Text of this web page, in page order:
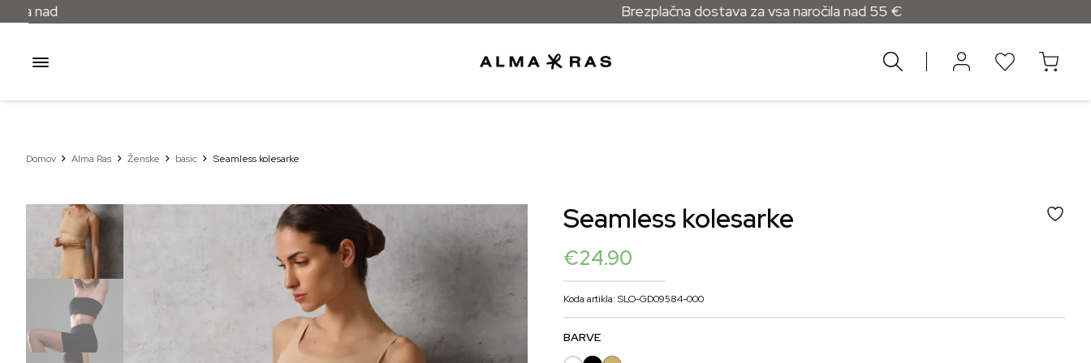
Brezplačna dostava za vsa naročila nad 55 €
Domov Alma Ras Ženske basic Seamless kolesarke
Seamless kolesarke
€24.90
Koda artikla: SLO-GD09584-000
BARVE